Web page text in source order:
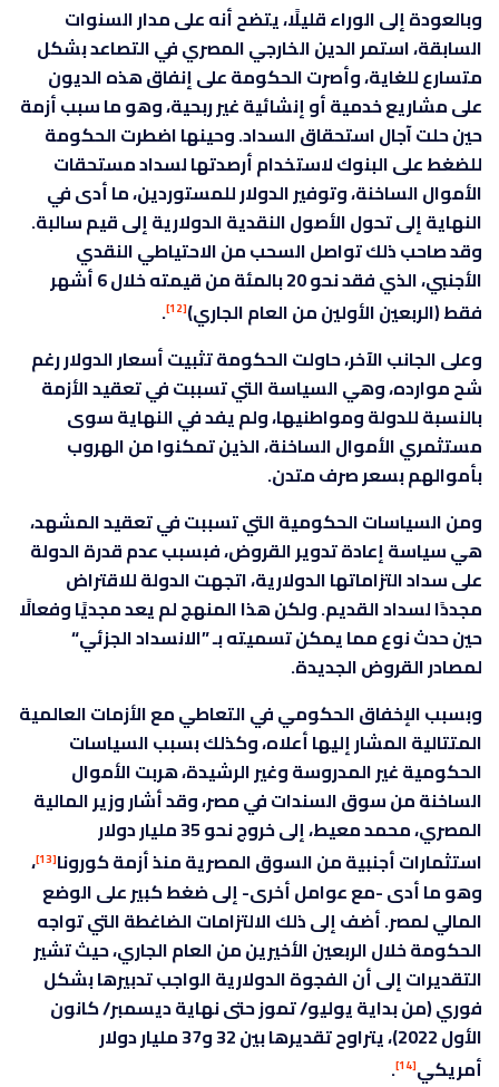
وبالعودة إلى الوراء قليلًا، يتضح أنه على مدار السنوات
السابقة، استمر الدين الخارجي المصري في التصاعد بشكل
متسارع للغاية، وأصرت الحكومة على إنفاق هذه الديون
على مشاريع خدمية أو إنشائية غير ربحية، وهو ما سبب أزمة
حين حلت آجال استحقاق السداد. وحينها اضطرت الحكومة
للضغط على البنوك لاستخدام أرصدتها لسداد مستحقات
الأموال الساخنة، وتوفير الدولار للمستوردين، ما أدى في
النهاية إلى تحول الأصول النقدية الدولارية إلى قيم سالبة.
وقد صاحب ذلك تواصل السحب من الاحتياطي النقدي
الأجنبي، الذي فقد نحو 20 بالمئة من قيمته خلال 6 أشهر
فقط (الربعين الأولين من العام الجاري)[12]
.
وعلى الجانب الآخر، حاولت الحكومة تثبيت أسعار الدولار رغم
شح موارده، وهي السياسة التي تسببت في تعقيد الأزمة
بالنسبة للدولة ومواطنيها، ولم يفد في النهاية سوى
مستثمري الأموال الساخنة، الذين تمكنوا من الهروب
بأموالهم بسعر صرف متدن.
ومن السياسات الحكومية التي تسببت في تعقيد المشهد،
هي سياسة إعادة تدوير القروض، فبسبب عدم قدرة الدولة
على سداد التزاماتها الدولارية، اتجهت الدولة للاقتراض
مجددًا لسداد القديم. ولكن هذا المنهج لم يعد مجديًا وفعالًا
حين حدث نوع مما يمكن تسميته بـ ”الانسداد الجزئي“
لمصادر القروض الجديدة.
وبسبب الإخفاق الحكومي في التعاطي مع الأزمات العالمية
المتتالية المشار إليها أعلاه، وكذلك بسبب السياسات
الحكومية غير المدروسة وغير الرشيدة، هربت الأموال
الساخنة من سوق السندات في مصر، وقد أشار وزير المالية
المصري، محمد معيط، إلى خروج نحو 35 مليار دولار
استثمارات أجنبية من السوق المصرية منذ أزمة كورونا[13]
،
وهو ما أدى -مع عوامل أخرى- إلى ضغط كبير على الوضع
المالي لمصر. أضف إلى ذلك الالتزامات الضاغطة التي تواجه
الحكومة خلال الربعين الأخيرين من العام الجاري، حيث تشير
التقديرات إلى أن الفجوة الدولارية الواجب تدبيرها بشكل
فوري (من بداية يوليو/ تموز حتى نهاية ديسمبر/ كانون
الأول 2022)، يتراوح تقديرها بين 32 و37 مليار دولار
أمريكي[14]
.